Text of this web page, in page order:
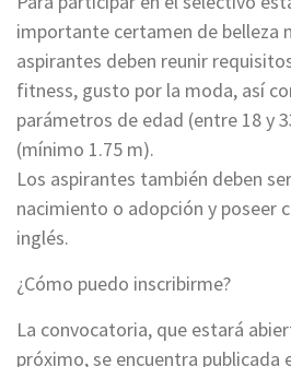
importante certamen de belleza
aspirantes deben reunir
fitness, gusto por la moda, así
parámetros de edad (entre 18 y
(mínimo 1.75 m).
Los aspirantes también deben
nacimiento o adopción y poseer
inglés.
¿Cómo puedo inscribirme?
La convocatoria, que estará
próximo, se encuentra publicada